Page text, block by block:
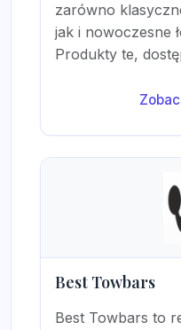
zarówno
jak i nowoczesne
Produkty te,
Best Towbars
Best Towbars to